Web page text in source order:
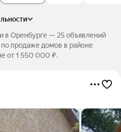
в Оренбурге — 25 объявлений
по продаже домов в районе
от 1 550 000 ₽.